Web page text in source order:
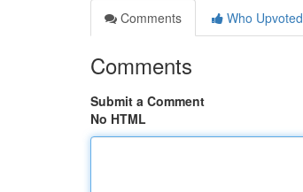
Comments
Who Upvoted
Comments
Submit a Comment
No HTML